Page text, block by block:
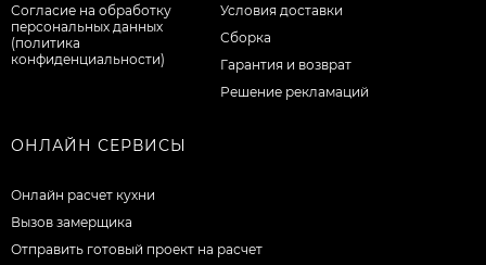
Согласие на обработку
персональных данных
(политика
конфиденциальности)
Условия доставки
Сборка
Гарантия и возврат
Решение рекламаций
ОНЛАЙН СЕРВИСЫ
Онлайн расчет кухни
Вызов замерщика
Отправить готовый проект на расчет